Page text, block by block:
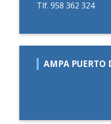
Tlf. 958 362 324
AMPA PUERTO